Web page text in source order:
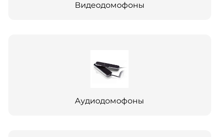
Видеодомофоны
Аудиодомофоны